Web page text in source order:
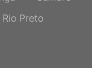
Preto